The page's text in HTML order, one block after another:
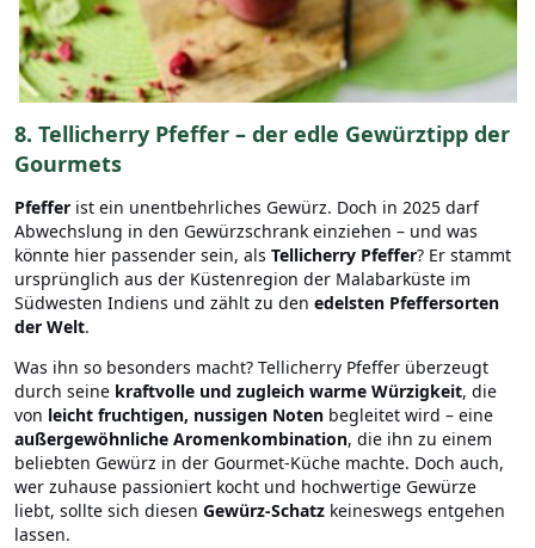
8. Tellicherry Pfeffer – der edle Gewürztipp der
Gourmets
Pfeffer ist ein unentbehrliches Gewürz. Doch in 2025 darf
Abwechslung in den Gewürzschrank einziehen – und was
könnte hier passender sein, als Tellicherry Pfeffer? Er stammt
ursprünglich aus der Küstenregion der Malabarküste im
Südwesten Indiens und zählt zu den edelsten Pfeffersorten
der Welt.
Was ihn so besonders macht? Tellicherry Pfeffer überzeugt
durch seine kraftvolle und zugleich warme Würzigkeit, die
von leicht fruchtigen, nussigen Noten begleitet wird – eine
außergewöhnliche Aromenkombination, die ihn zu einem
beliebten Gewürz in der Gourmet-Küche machte. Doch auch,
wer zuhause passioniert kocht und hochwertige Gewürze
liebt, sollte sich diesen Gewürz-Schatz keineswegs entgehen
lassen.